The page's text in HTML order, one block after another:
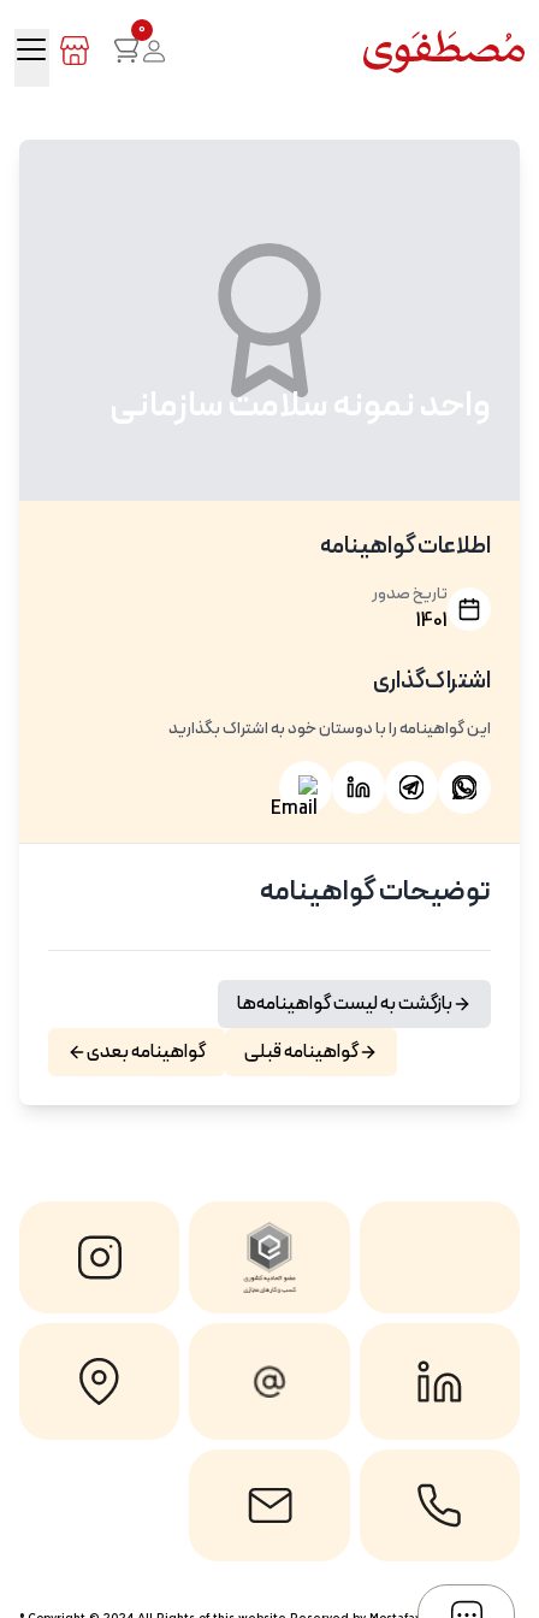
0
واحد نمونه سلامت سازمانی
اطلاعات گواهینامه
تاریخ صدور
1401
اشتراک‌گذاری
این گواهینامه را با دوستان خود به اشتراک بگذارید
توضیحات گواهینامه
بازگشت به لیست گواهینامه‌ها
گواهینامه قبلی
گواهینامه بعدی